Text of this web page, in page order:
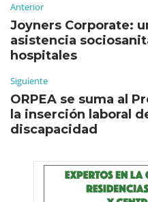
Anterior
Joyners Corporate:
asistencia
hospitales
Siguiente
ORPEA se suma al
la inserción laboral
discapacidad